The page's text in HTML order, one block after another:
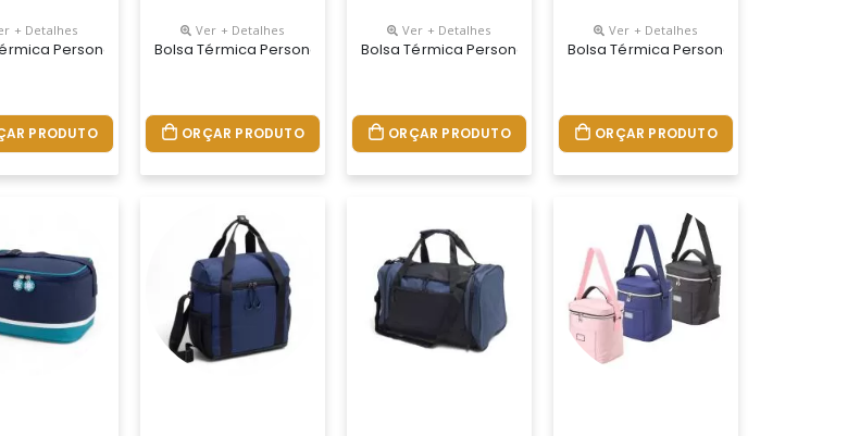
+ Detalhes
Personalizada
PRODUTO
Ver + Detalhes
Bolsa Térmica Personalizada
ORÇAR PRODUTO
Ver + Detalhes
Bolsa Térmica Personalizada
ORÇAR PRODUTO
Ver + Detalhes
Bolsa Térmica Personalizada
ORÇAR PRODUTO